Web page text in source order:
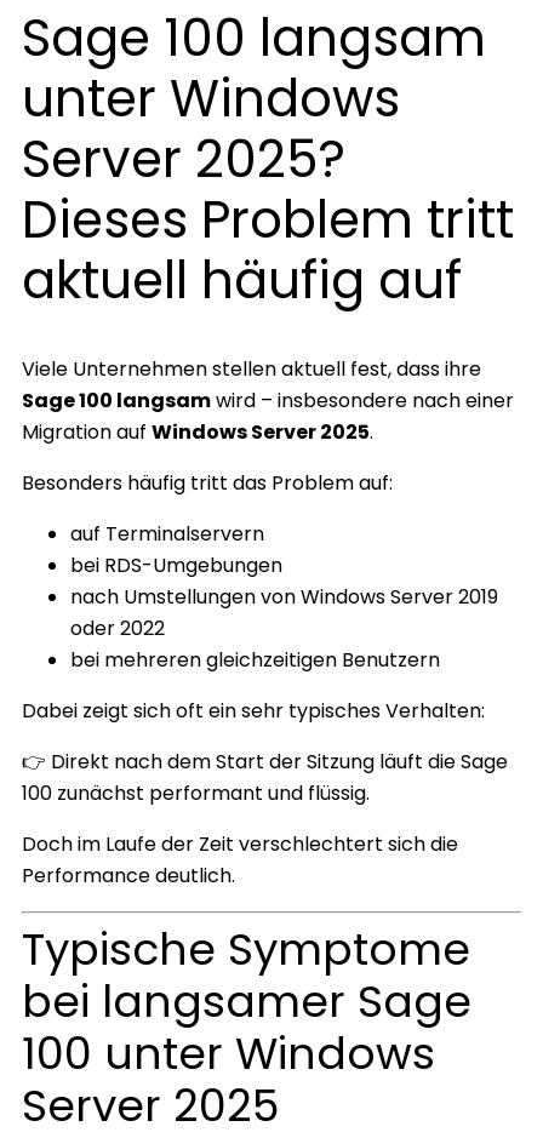
Sage 100 langsam
unter Windows
Server 2025?
Dieses Problem tritt
aktuell häufig auf
Viele Unternehmen stellen aktuell fest, dass ihre
Sage 100 langsamwird – insbesondere nach einer
Migration auf Windows Server 2025.
Besonders häufig tritt das Problem auf:
auf Terminalservern
bei RDS-Umgebungen
nach Umstellungen von Windows Server 2019
oder 2022
bei mehreren gleichzeitigen Benutzern
Dabei zeigt sich oft ein sehr typisches Verhalten:
👉 Direkt nach dem Start der Sitzung läuft die Sage
100 zunächst performant und flüssig.
Doch im Laufe der Zeit verschlechtert sich die
Performance deutlich.
Typische Symptome
bei langsamer Sage
100 unter Windows
Server 2025